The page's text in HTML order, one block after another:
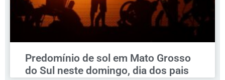
Predomínio de sol em Mato Grosso
do Sul neste domingo, dia dos pais